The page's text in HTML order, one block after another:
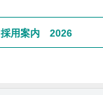
採用案内 2026